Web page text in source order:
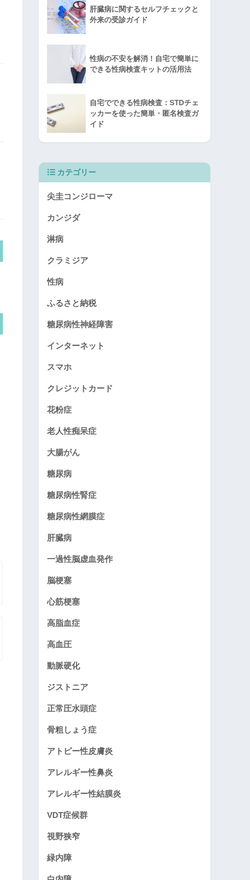
肝臓病に関するセルフチェックと
外来の受診ガイド
性病の不安を解消！自宅で簡単に
できる性病検査キットの活用法
自宅でできる性病検査：STDチェ
ッカーを使った簡単・匿名検査ガ
イド
カテゴリー
尖圭コンジローマ
カンジダ
淋病
クラミジア
性病
ふるさと納税
糖尿病性神経障害
インターネット
スマホ
クレジットカード
花粉症
老人性痴呆症
大腸がん
糖尿病
糖尿病性腎症
糖尿病性網膜症
肝臓病
一過性脳虚血発作
脳梗塞
心筋梗塞
高脂血症
高血圧
動脈硬化
ジストニア
正常圧水頭症
骨粗しょう症
アトピー性皮膚炎
アレルギー性鼻炎
アレルギー性結膜炎
VDT症候群
視野狭窄
緑内障